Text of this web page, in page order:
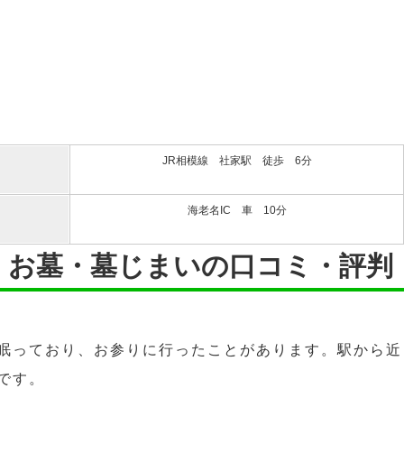
JR相模線 社家駅 徒歩 6分
海老名IC 車 10分
墓・墓じまいの口コミ・評判
っており、お参りに行ったことがあります。駅から近
す。